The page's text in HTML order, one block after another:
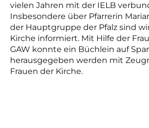
vielen Jahren mit der IELB
Insbesondere über Pfarrerin
der Hauptgruppe der Pfalz sind
Kirche informiert. Mit Hilfe der
GAW konnte ein Büchlein auf
herausgegeben werden mit
Frauen der Kirche.